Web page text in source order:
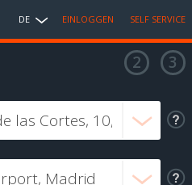
DE EINLOGGEN SELF SERVICE